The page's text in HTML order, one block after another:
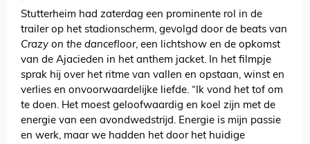
Stutterheim had zaterdag een prominente rol in de
trailer op het stadionscherm, gevolgd door de beats van
Crazy on the dancefloor, een lichtshow en de opkomst
van de Ajacieden in het anthem jacket. In het filmpje
sprak hij over het ritme van vallen en opstaan, winst en
verlies en onvoorwaardelijke liefde. “Ik vond het tof om
te doen. Het moest geloofwaardig en koel zijn met de
energie van een avondwedstrijd. Energie is mijn passie
en werk, maar we hadden het door het huidige